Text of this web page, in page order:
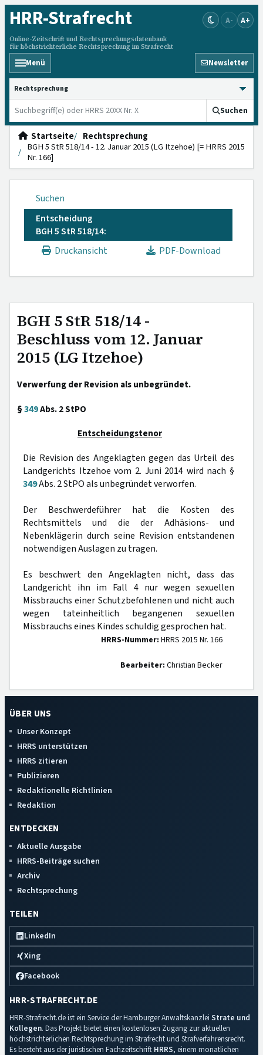
HRR-Strafrecht
Online-Zeitschrift und Rechtsprechungsdatenbank
für höchstrichterliche Rechtsprechung im Strafrecht
A- A+
Menü Newsletter
HRRS durchsuchen
Suchen
Startseite
Rechtsprechung
BGH 5 StR 518/14 - 12. Januar 2015 (LG Itzehoe) [= HRRS 2015
Nr. 166]
Suchen
Entscheidung
BGH 5 StR 518/14:
Druckansicht
PDF-Download
BGH 5 StR 518/14 -
Beschluss vom 12. Januar
2015 (LG Itzehoe)
Verwerfung der Revision als unbegründet.
§349Abs. 2 StPO
Entscheidungstenor
Die Revision des Angeklagten gegen das Urteil des
Landgerichts Itzehoe vom 2. Juni 2014 wird nach §
349Abs. 2 StPO als unbegründet verworfen.
Der Beschwerdeführer hat die Kosten des
Rechtsmittels und die der Adhäsions- und
Nebenklägerin durch seine Revision entstandenen
notwendigen Auslagen zu tragen.
Es beschwert den Angeklagten nicht, dass das
Landgericht ihn im Fall 4 nur wegen sexuellen
Missbrauchs einer Schutzbefohlenen und nicht auch
wegen tateinheitlich begangenen sexuellen
Missbrauchs eines Kindes schuldig gesprochen hat.
HRRS-Nummer: HRRS 2015 Nr. 166
Bearbeiter: Christian Becker
ÜBER UNS
Unser Konzept
HRRS unterstützen
HRRS zitieren
Publizieren
Redaktionelle Richtlinien
Redaktion
ENTDECKEN
Aktuelle Ausgabe
HRRS-Beiträge suchen
Archiv
Rechtsprechung
TEILEN
LinkedIn
Xing
Facebook
HRR-STRAFRECHT.DE
HRR-Strafrecht.de ist ein Service der Hamburger Anwaltskanzlei Strate und
Kollegen. Das Projekt bietet einen kostenlosen Zugang zur aktuellen
höchstrichterlichen Rechtsprechung im Strafrecht und Strafverfahrensrecht.
Es besteht aus der juristischen Fachzeitschrift HRRS, einem monatlichen